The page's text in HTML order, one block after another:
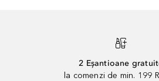
2 Eșantioane
la comenzi de min. 199